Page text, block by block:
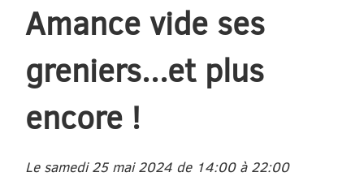
Amance vide ses
greniers...et plus
encore !
Le samedi 25 mai 2024 de 14:00 à 22:00